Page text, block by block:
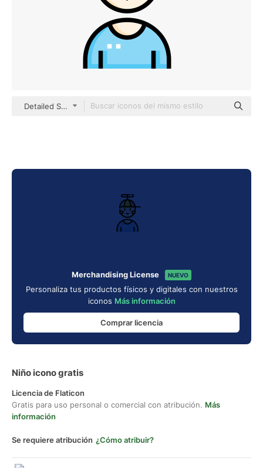
Detailed Straight Lineal color
Merchandising License NUEVO
Personaliza tus productos físicos y digitales con nuestros
iconos Más información
Comprar licencia
Niño icono gratis
Licencia de Flaticon
Gratis para uso personal o comercial con atribución. Más
información
Se requiere atribución ¿Cómo atribuir?